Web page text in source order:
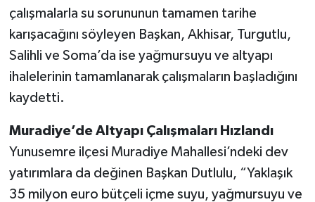
çalışmalarla su sorununun tamamen tarihe
karışacağını söyleyen Başkan, Akhisar, Turgutlu,
Salihli ve Soma’da ise yağmursuyu ve altyapı
ihalelerinin tamamlanarak çalışmaların başladığını
kaydetti.
Muradiye’de Altyapı Çalışmaları Hızlandı
Yunusemre ilçesi Muradiye Mahallesi’ndeki dev
yatırımlara da değinen Başkan Dutlulu, “Yaklaşık
35 milyon euro bütçeli içme suyu, yağmursuyu ve